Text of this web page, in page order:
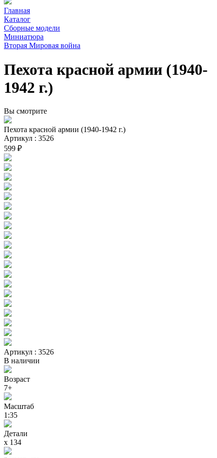
Главная
Каталог
Сборные модели
Миниатюра
Вторая Мировая война
Пехота красной армии (1940-
1942 г.)
Вы смотрите
Пехота красной армии (1940-1942 г.)
Артикул : 3526
599 ₽
Артикул : 3526
В наличии
Возраст
7+
Масштаб
1:35
Детали
х 134